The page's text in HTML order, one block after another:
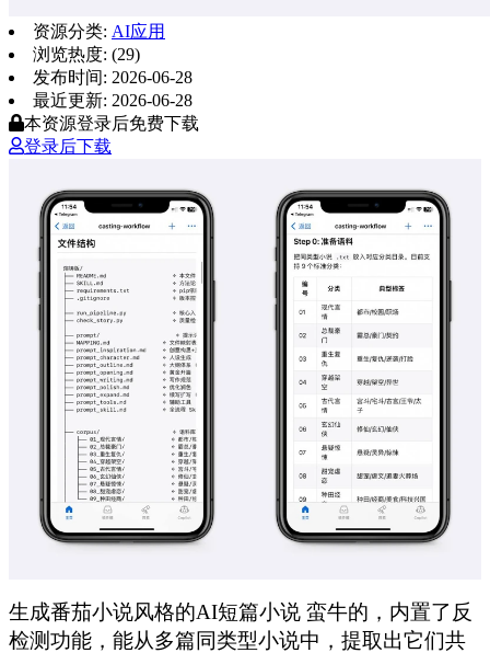
资源分类: AI应用
浏览热度: (29)
发布时间: 2026-06-28
最近更新: 2026-06-28
本资源登录后免费下载
登录后下载
生成番茄小说风格的AI短篇小说 蛮牛的，内置了反
检测功能，能从多篇同类型小说中，提取出它们共